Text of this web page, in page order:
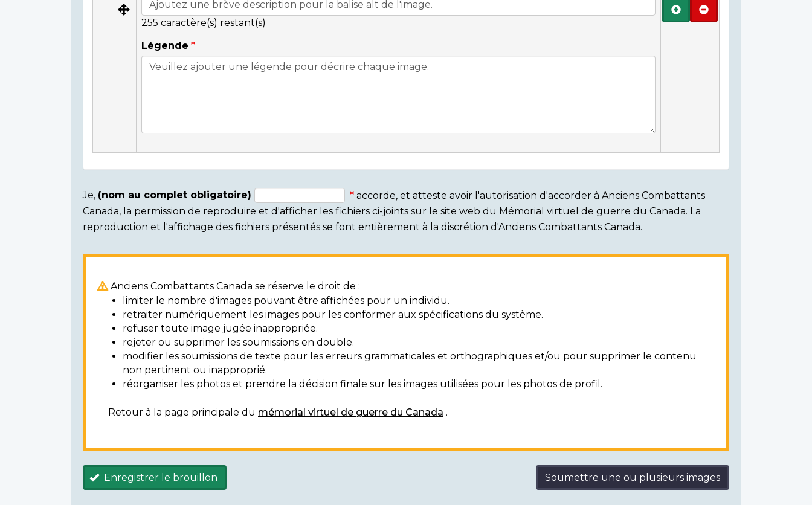
255 caractère(s) restant(s)
Légende
AjouterRetirer
Consent
section
Je, (nom au complet obligatoire)
accorde, et atteste avoir l'autorisation d'accorder à Anciens Combattants
Canada, la permission de reproduire et d'afficher les fichiers ci-joints sur le site web du Mémorial virtuel de guerre du Canada. La
reproduction et l'affichage des fichiers présentés se font entièrement à la discrétion d'Anciens Combattants Canada.
Anciens Combattants Canada se réserve le droit de :
limiter le nombre d'images pouvant être affichées pour un individu.
retraiter numériquement les images pour les conformer aux spécifications du système.
refuser toute image jugée inappropriée.
rejeter ou supprimer les soumissions en double.
modifier les soumissions de texte pour les erreurs grammaticales et orthographiques et/ou pour supprimer le contenu
non pertinent ou inapproprié.
réorganiser les photos et prendre la décision finale sur les images utilisées pour les photos de profil.
Retour à la page principale du mémorial virtuel de guerre du Canada .
Enregistrer le brouillon Soumettre une ou plusieurs images